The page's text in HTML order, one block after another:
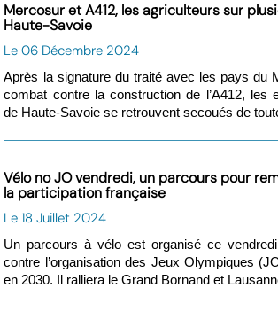
Mercosur et A412, les agriculteurs sur
Haute-Savoie
Le 06 Décembre 2024
Après la signature du traité avec les pays du
combat contre la construction de l’A412, les
de Haute-Savoie se retrouvent secoués de
Vélo no JO vendredi, un parcours pour
la participation française
Le 18 Juillet 2024
Un parcours à vélo est organisé ce
contre l’organisation des Jeux Olympiques
en 2030. Il ralliera le Grand Bornand et